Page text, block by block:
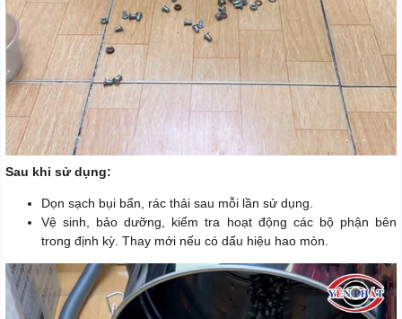
Sau khi sử dụng:
Dọn sạch bụi bẩn, rác thải sau mỗi lần sử dụng.
Vệ sinh, bảo dưỡng, kiểm tra hoạt động các bộ phận bên
trong định kỳ. Thay mới nếu có dấu hiệu hao mòn.